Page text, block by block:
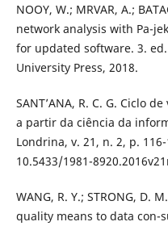
NOOY, W.; MRVAR, A.;
network analysis with Pa-
for updated software. 3.
University Press, 2018.
SANT’ANA, R. C. G. Ciclo
a partir da ciência da
Londrina, v. 21, n. 2, p.
10.5433/1981-
WANG, R. Y.; STRONG, D.
quality means to data con-